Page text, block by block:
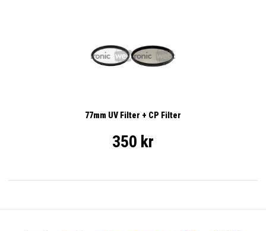
77mm UV Filter + CP Filter
350 kr